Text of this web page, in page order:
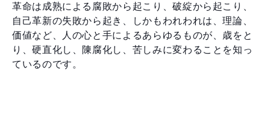
革命は成熟による腐敗から起こり、破綻から起こり、
自己革新の失敗から起き、しかもわれわれは、理論、
価値など、人の心と手によるあらゆるものが、歳をと
り、硬直化し、陳腐化し、苦しみに変わることを知っ
ているのです。